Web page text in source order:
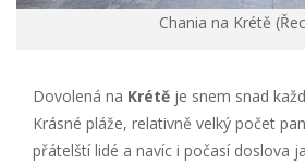
Chania na Krétě
Dovolená na Krétě je snem snad
Krásné pláže, relativně velký počet
přátelští lidé a navíc i počasí doslova